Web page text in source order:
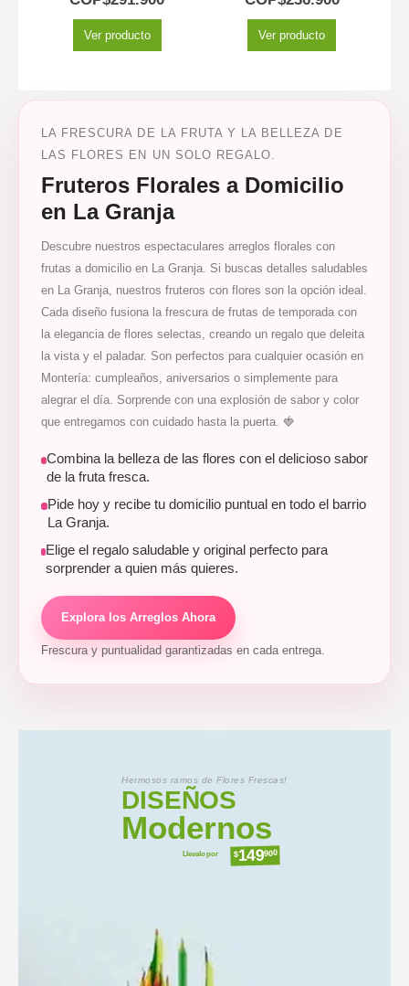
Ver producto Ver producto
LA FRESCURA DE LA FRUTA Y LA BELLEZA DE
LAS FLORES EN UN SOLO REGALO.
Fruteros Florales a Domicilio
en La Granja
Descubre nuestros espectaculares arreglos florales con
frutas a domicilio en La Granja. Si buscas detalles saludables
en La Granja, nuestros fruteros con flores son la opción ideal.
Cada diseño fusiona la frescura de frutas de temporada con
la elegancia de flores selectas, creando un regalo que deleita
la vista y el paladar. Son perfectos para cualquier ocasión en
Montería: cumpleaños, aniversarios o simplemente para
alegrar el día. Sorprende con una explosión de sabor y color
que entregamos con cuidado hasta la puerta. 🍓
Combina la belleza de las flores con el delicioso sabor
de la fruta fresca.
Pide hoy y recibe tu domicilio puntual en todo el barrio
La Granja.
Elige el regalo saludable y original perfecto para
sorprender a quien más quieres.
Explora los Arreglos Ahora
Frescura y puntualidad garantizadas en cada entrega.
Hermosos ramos de Flores Frescas!
DISEÑOS
Modernos
Llevalo por $149900